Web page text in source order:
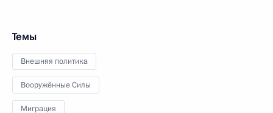
Темы
Внешняя политика
Вооружённые Силы
Миграция